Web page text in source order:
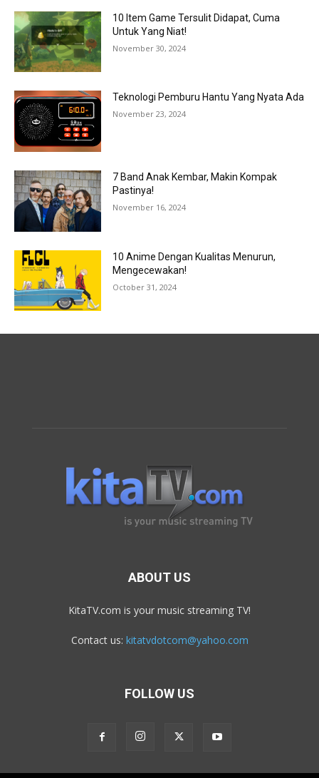
10 Item Game Tersulit Didapat, Cuma
Untuk Yang Niat!
November 30, 2024
Teknologi Pemburu Hantu Yang Nyata Ada
November 23, 2024
7 Band Anak Kembar, Makin Kompak
Pastinya!
November 16, 2024
10 Anime Dengan Kualitas Menurun,
Mengecewakan!
October 31, 2024
ABOUT US
KitaTV.com is your music streaming TV!
Contact us: kitatvdotcom@yahoo.com
FOLLOW US